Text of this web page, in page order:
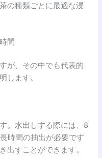
の種類ごとに最適な浸
間
が、その中でも代表的
します。
。水出しする際には、8
時間の抽出が必要です
出すことができます。